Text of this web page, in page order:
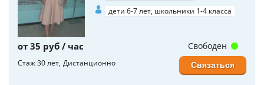
дети 6-7 лет, школьники 1-4 класса
от 35 руб / час
Стаж 30 лет Дистанционно
Свободен
Связаться